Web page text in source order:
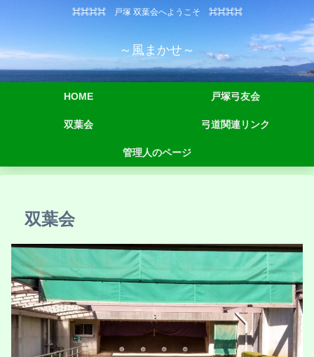
⌘⌘⌘⌘ 戸塚 双葉会へようこそ ⌘⌘⌘⌘
～風まかせ～
HOME 戸塚弓友会
双葉会 弓道関連リンク
管理人のページ
双葉会